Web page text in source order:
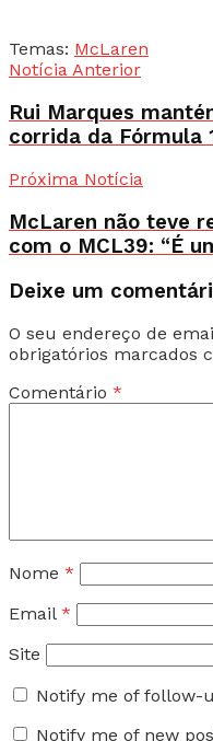
Temas: McLaren
Notícia Anterior
Rui Marques
corrida da Fórmula
Próxima Notícia
McLaren não teve
com o MCL39: “É
Deixe um
O seu endereço de
obrigatórios marcados
Comentário *
Nome *
Email *
Site
Notify me of follow-
Notify me of new